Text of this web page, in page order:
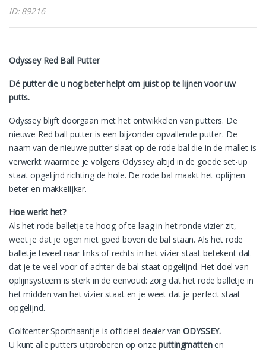
ID: 89216
Odyssey Red Ball Putter
Dé putter die u nog beter helpt om juist op te lijnen voor uw
putts.
Odyssey blijft doorgaan met het ontwikkelen van putters. De
nieuwe Red ball putter is een bijzonder opvallende putter. De
naam van de nieuwe putter slaat op de rode bal die in de mallet is
verwerkt waarmee je volgens Odyssey altijd in de goede set-up
staat opgelijnd richting de hole. De rode bal maakt het oplijnen
beter en makkelijker.
Hoe werkt het?
Als het rode balletje te hoog of te laag in het ronde vizier zit,
weet je dat je ogen niet goed boven de bal staan. Als het rode
balletje teveel naar links of rechts in het vizier staat betekent dat
dat je te veel voor of achter de bal staat opgelijnd. Het doel van
oplijnsysteem is sterk in de eenvoud: zorg dat het rode balletje in
het midden van het vizier staat en je weet dat je perfect staat
opgelijnd.
Golfcenter Sporthaantje is officieel dealer vanODYSSEY.
U kunt alle putters uitproberen op onzeputtingmattenen